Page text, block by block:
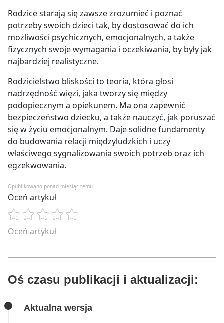
Rodzice starają się zawsze zrozumieć i poznać
potrzeby swoich dzieci tak, by dostosować do ich
możliwości psychicznych, emocjonalnych, a także
fizycznych swoje wymagania i oczekiwania, by były jak
najbardziej realistyczne.
Rodzicielstwo bliskości to teoria, która głosi
nadrzędność więzi, jaka tworzy się między
podopiecznym a opiekunem. Ma ona zapewnić
bezpieczeństwo dziecku, a także nauczyć, jak poruszać
się w życiu emocjonalnym. Daje solidne fundamenty
do budowania relacji międzyludzkich i uczy
właściwego sygnalizowania swoich potrzeb oraz ich
egzekwowania.
Opublikowano ponad miesiąc temu
Oceń artykuł
Oceń artykuł
Oś czasu publikacji i aktualizacji:
Aktualna wersja